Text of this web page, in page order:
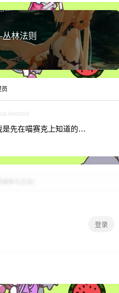
界最
（
教
健
历）
林法则
员
Android
先在喵赛克上知道的…
登录